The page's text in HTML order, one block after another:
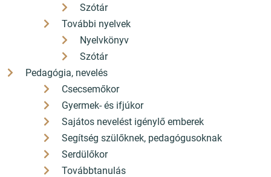
Szótár
További nyelvek
Nyelvkönyv
Szótár
Pedagógia, nevelés
Csecsemőkor
Gyermek- és ifjúkor
Sajátos nevelést igénylő emberek
Segítség szülőknek, pedagógusoknak
Serdülőkor
Továbbtanulás